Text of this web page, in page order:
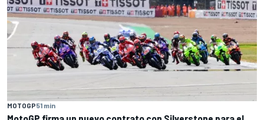
MOTOGP51 min